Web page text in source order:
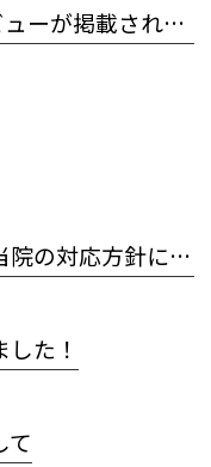
「GLOCAL」に院長のインタビューが掲載されました
新型コロナウイルスに対する当院の対応方針について
た！
て